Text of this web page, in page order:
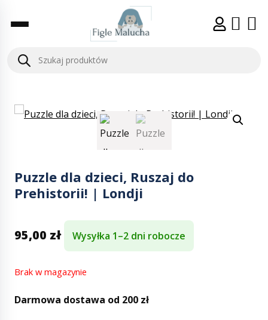
Puzzle dla dzieci, Ruszaj do
Prehistorii! | Londji
95,00 zł Wysyłka 1–2 dni robocze
Brak w magazynie
Darmowa dostawa od 200 zł